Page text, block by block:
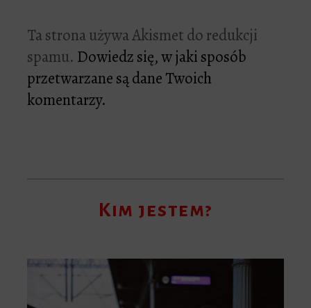
Ta strona używa Akismet do redukcji
spamu. Dowiedz się, w jaki sposób
przetwarzane są dane Twoich
komentarzy.
Kim jestem?